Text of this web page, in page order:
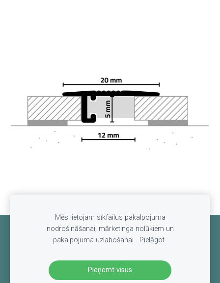
Sīkdatnes
Mēs lietojam sīkfailus pakalpojuma
nodrošināšanai, mārketinga nolūkiem un
pakalpojuma uzlabošanai.
Pielāgot
Pieņemt visus